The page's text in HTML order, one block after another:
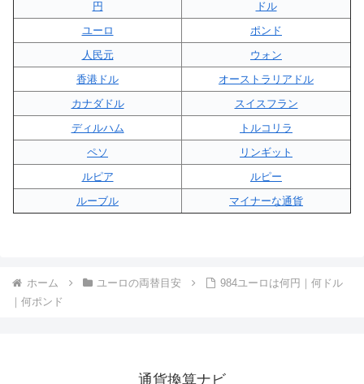
円
ドル
ユーロ
ポンド
人民元
ウォン
香港ドル
オーストラリアドル
カナダドル
スイスフラン
ディルハム
トルコリラ
ペソ
リンギット
ルピア
ルピー
ルーブル
マイナーな通貨
ホーム ユーロの両替目安
984ユーロは何円｜何ドル
｜何ポンド
通貨換算ナビ